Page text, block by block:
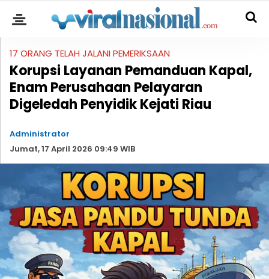
17 ORANG TELAH JALANI PEMERIKSAAN
Korupsi Layanan Pemanduan Kapal,
Enam Perusahaan Pelayaran
Digeledah Penyidik Kejati Riau
Administrator
Jumat, 17 April 2026 09:49 WIB